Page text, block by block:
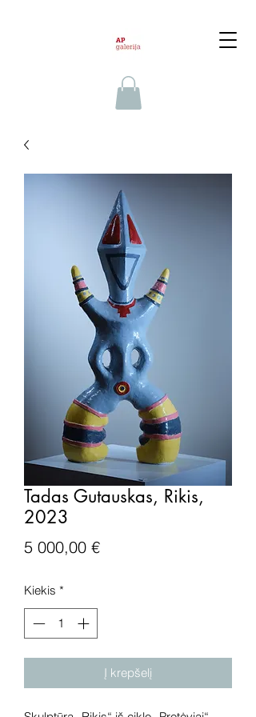
Tadas Gutauskas, Rikis,
2023
5 000,00 €Price
Kiekis *
Į krepšelį